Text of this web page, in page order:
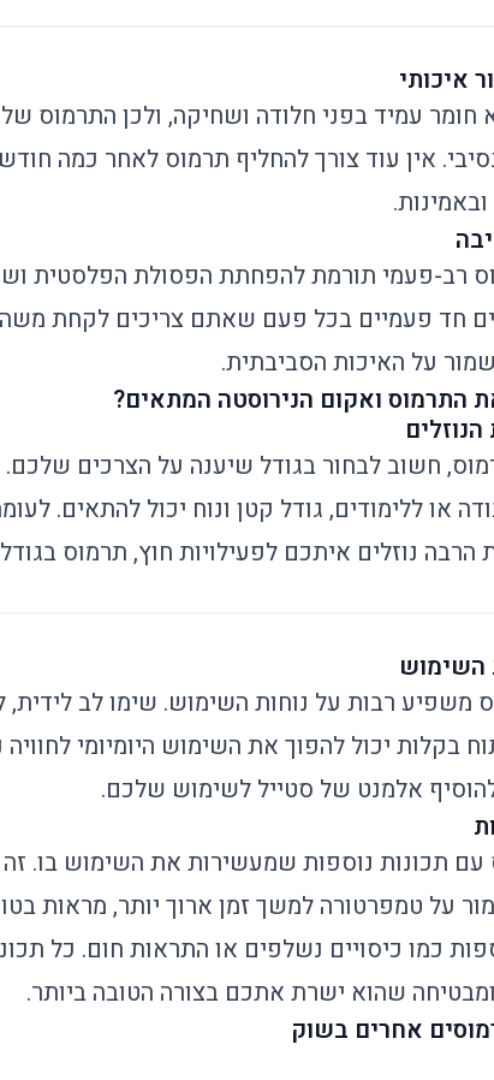
איכותי
חומר עמיד בפני חלודה ושחיקה, ולכן התרמוס
אין עוד צורך להחליף תרמוס לאחר כמה
רב-פעמי תורמת להפחתת הפסולת הפלסטית
חד פעמיים בכל פעם שאתם צריכים לקחת
על האיכות הסביבתית.
התרמוס ואקום הנירוסטה המתאים?
חשוב לבחור בגודל שיענה על הצרכים
או ללימודים, גודל קטן ונוח יכול להתאים.
נוזלים איתכם לפעילויות חוץ, תרמוס בגודל
השימוש
משפיע רבות על נוחות השימוש. שימו לב
בקלות יכול להפוך את השימוש היומיומי לחוויה
להוסיף אלמנט של סטייל לשימוש שלכם.
תכונות נוספות שמעשירות את השימוש בו. זה
על טמפרטורה למשך זמן ארוך יותר, מראות
כמו כיסויים נשלפים או התראות חום. כל
שהוא ישרת אתכם בצורה הטובה ביותר.
אחרים בשוק